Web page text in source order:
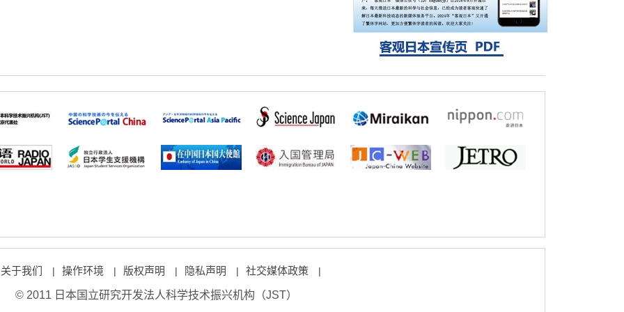
科学研究
藤田医科大学等成功鉴定出非结核分枝杆菌
生存的必需基因，首次揭示该基因的必要性
因菌株而异
关于我们 | 操作环境 | 版权声明 | 隐私声明 | 社交媒体政策 |
© 2011 日本国立研究开发法人科学技术振兴机构（JST）